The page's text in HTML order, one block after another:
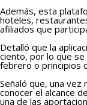
Además, esta
hoteles,
afiliados que
Detalló que la
ciento, por lo que
febrero o principios
Señaló que, una vez
conocer el alcance
una de las